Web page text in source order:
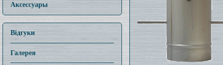
Аксессуары
Відгуки
Галерея